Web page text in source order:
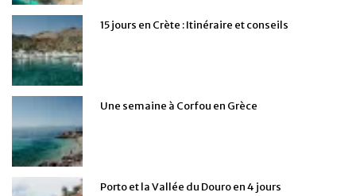
15 jours en Crète : Itinéraire et conseils
Une semaine à Corfou en Grèce
Porto et la Vallée du Douro en 4 jours